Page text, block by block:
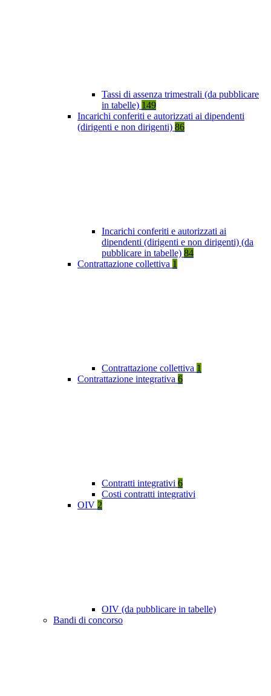
Tassi di assenza trimestrali (da pubblicare
in tabelle) 149
Incarichi conferiti e autorizzati ai dipendenti
(dirigenti e non dirigenti) 86
Incarichi conferiti e autorizzati ai
dipendenti (dirigenti e non dirigenti) (da
pubblicare in tabelle) 84
Contrattazione collettiva 1
Contrattazione collettiva 1
Contrattazione integrativa 6
Contratti integrativi 6
Costi contratti integrativi
OIV 2
OIV (da pubblicare in tabelle)
Bandi di concorso